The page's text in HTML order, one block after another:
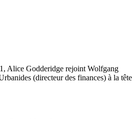
Alice Godderidge rejoint Wolfgang
(directeur des finances) à la tête